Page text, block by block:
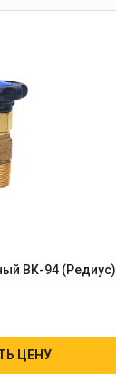
ВК-94 (Редиус)
ЦЕНУ